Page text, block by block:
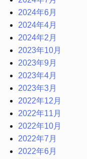
2024年6月
2024年4月
2024年2月
2023年10月
2023年9月
2023年4月
2023年3月
2022年12月
2022年11月
2022年10月
2022年7月
2022年6月